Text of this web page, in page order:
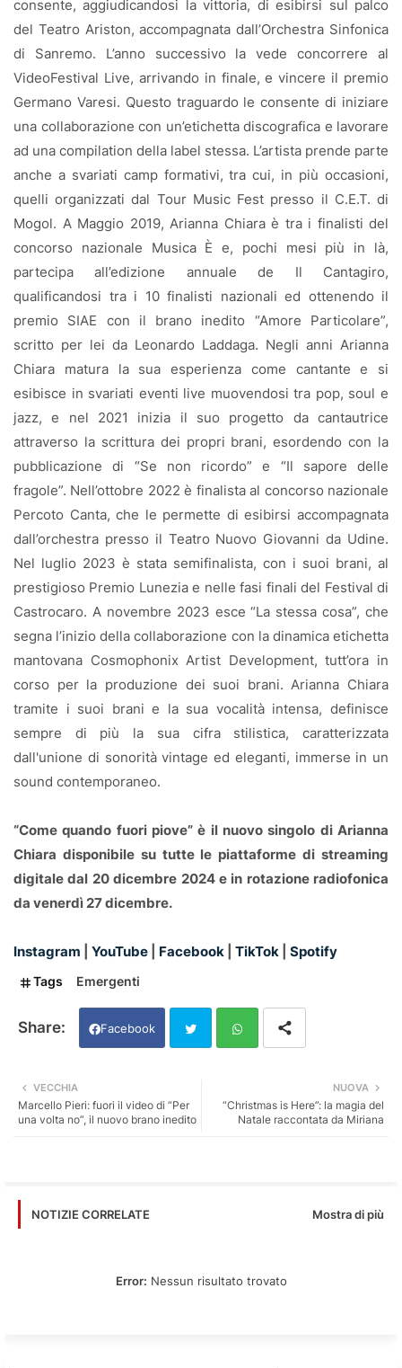
consente, aggiudicandosi la vittoria, di esibirsi sul palco
del Teatro Ariston, accompagnata dall’Orchestra Sinfonica
di Sanremo. L’anno successivo la vede concorrere al
VideoFestival Live, arrivando in finale, e vincere il premio
Germano Varesi. Questo traguardo le consente di iniziare
una collaborazione con un’etichetta discografica e lavorare
ad una compilation della label stessa. L’artista prende parte
anche a svariati camp formativi, tra cui, in più occasioni,
quelli organizzati dal Tour Music Fest presso il C.E.T. di
Mogol. A Maggio 2019, Arianna Chiara è tra i finalisti del
concorso nazionale Musica È e, pochi mesi più in là,
partecipa all’edizione annuale de Il Cantagiro,
qualificandosi tra i 10 finalisti nazionali ed ottenendo il
premio SIAE con il brano inedito “Amore Particolare”,
scritto per lei da Leonardo Laddaga. Negli anni Arianna
Chiara matura la sua esperienza come cantante e si
esibisce in svariati eventi live muovendosi tra pop, soul e
jazz, e nel 2021 inizia il suo progetto da cantautrice
attraverso la scrittura dei propri brani, esordendo con la
pubblicazione di “Se non ricordo” e “Il sapore delle
fragole”. Nell’ottobre 2022 è finalista al concorso nazionale
Percoto Canta, che le permette di esibirsi accompagnata
dall’orchestra presso il Teatro Nuovo Giovanni da Udine.
Nel luglio 2023 è stata semifinalista, con i suoi brani, al
prestigioso Premio Lunezia e nelle fasi finali del Festival di
Castrocaro. A novembre 2023 esce “La stessa cosa”, che
segna l’inizio della collaborazione con la dinamica etichetta
mantovana Cosmophonix Artist Development, tutt’ora in
corso per la produzione dei suoi brani. Arianna Chiara
tramite i suoi brani e la sua vocalità intensa, definisce
sempre di più la sua cifra stilistica, caratterizzata
dall'unione di sonorità vintage ed eleganti, immerse in un
sound contemporaneo.
“Come quando fuori piove” è il nuovo singolo di Arianna
Chiara disponibile su tutte le piattaforme di streaming
digitale dal 20 dicembre 2024 e in rotazione radiofonica
da venerdì 27 dicembre.
Instagram YouTube Facebook TikTok Spotify
Tags Emergenti
Facebook
tter ats
NUOVA
“Christmas is Here”: la magia del
Natale raccontata da Miriana
VECCHIA
Marcello Pieri: fuori il video di “Per
una volta no”, il nuovo brano inedito
NOTIZIE CORRELATE Mostra di più
Error: Nessun risultato trovato